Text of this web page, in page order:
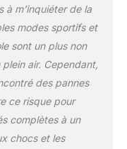
et à
Parfaite pour
et les
exigeant une
ultra-durable
activités de
【 Lampe de
1,43
lampe de
à m’inquiéter de la
modes sportifs et
sont un plus non
air. Cependant,
des pannes
ce risque pour
complètes à un
chocs et les